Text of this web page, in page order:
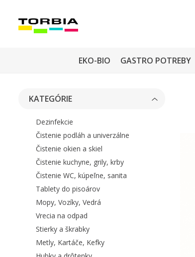
EKO-BIO GASTRO POTREBY
KATEGÓRIE
Dezinfekcie
Čistenie podláh a univerzálne
Čistenie okien a skiel
Čistenie kuchyne, grily, krby
Čistenie WC, kúpeľne, sanita
Tablety do pisoárov
Mopy, Vozíky, Vedrá
Vrecia na odpad
Stierky a škrabky
Metly, Kartáče, Kefky